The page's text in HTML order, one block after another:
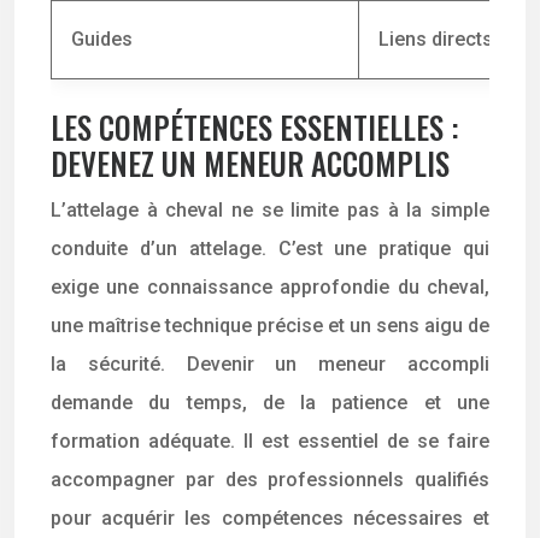
Guides Liens directs
LES COMPÉTENCES ESSENTIELLES :
DEVENEZ UN MENEUR ACCOMPLIS
L’attelage à cheval ne se limite pas à la simple
conduite d’un attelage. C’est une pratique qui
exige une connaissance approfondie du cheval,
une maîtrise technique précise et un sens aigu de
la sécurité. Devenir un meneur accompli
demande du temps, de la patience et une
formation adéquate. Il est essentiel de se faire
accompagner par des professionnels qualifiés
pour acquérir les compétences nécessaires et